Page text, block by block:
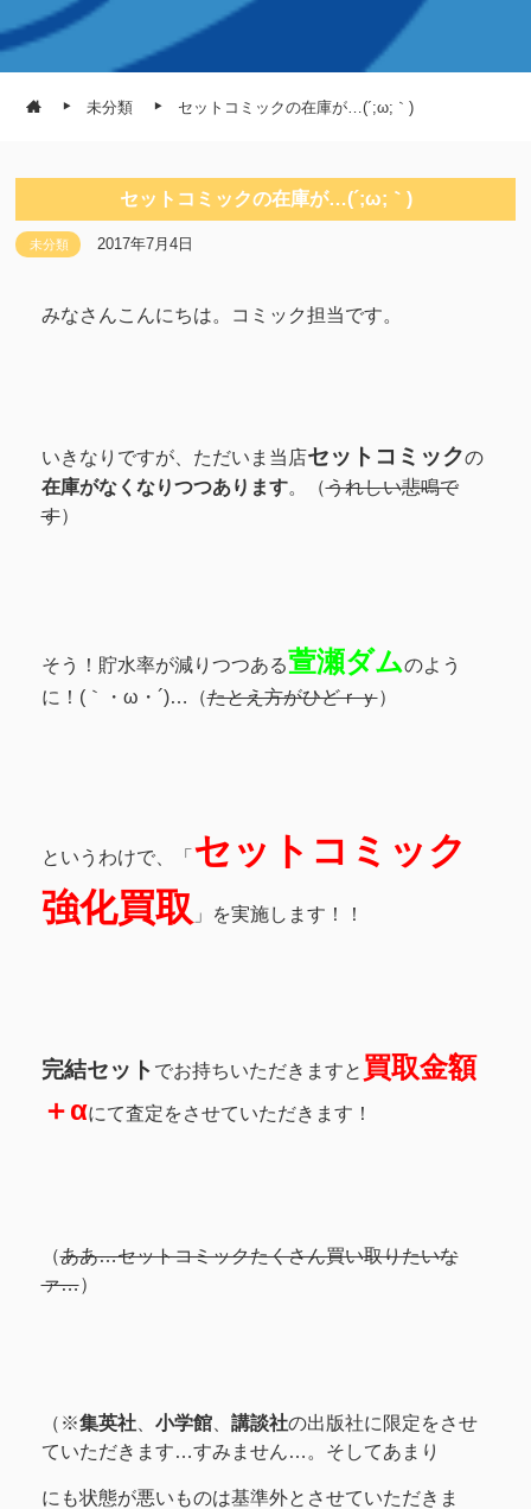
未分類 セットコミックの在庫が…(´;ω;｀)
セットコミックの在庫が…(´;ω;｀)
未分類 2017年7月4日
みなさんこんにちは。コミック担当です。
いきなりですが、ただいま当店セットコミックの
在庫がなくなりつつあります。（うれしい悲鳴で
す）
そう！貯水率が減りつつある萱瀬ダムのよう
に！(｀・ω・´)…（たとえ方がひどｒｙ）
というわけで、「 セットコミック
強化買取 」を実施します！！
完結セット でお持ちいただきますと 買取金額
＋αにて査定をさせていただきます！
（ああ…セットコミックたくさん買い取りたいな
ァ…）
（※集英社、 小学館、 講談社の出版社に限定をさせ
ていただきます…すみません…。そしてあまり
にも状態が悪いものは基準外とさせていただきま